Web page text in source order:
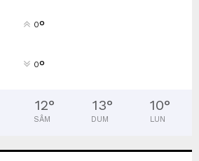
0°
0°
12°
SÂM
13°
DUM
10°
LUN